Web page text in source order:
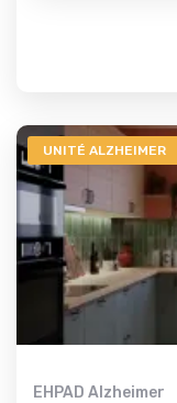
UNITÉ ALZHEIMER
EHPAD Alzheimer